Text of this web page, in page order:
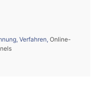
Verfahren, Online-